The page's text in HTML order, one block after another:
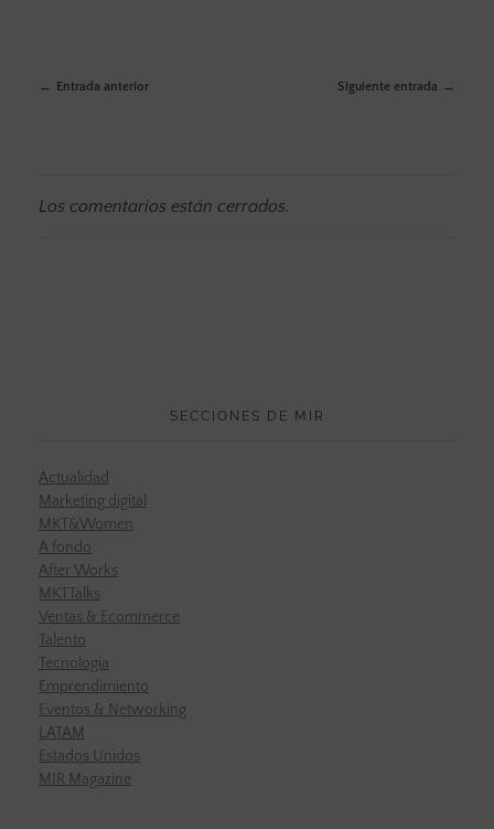
Entrada anterior Siguiente entrada
Los comentarios están cerrados.
SECCIONES DE MIR
Actualidad
Marketing digital
MKT&Women
A fondo
After Works
MKTTalks
Ventas & Ecommerce
Talento
Tecnología
Emprendimiento
Eventos & Networking
LATAM
Estados Unidos
MIR Magazine